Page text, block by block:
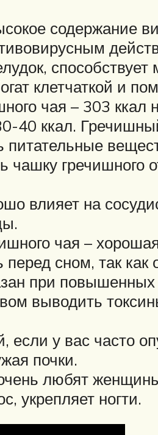
содержание
клетчаткой и
чая – 303
40 ккал.
гречишного
влияет на
чая –
сном, так
при повышенных
выводить
у вас часто
почки.
любят
укрепляет ногти.